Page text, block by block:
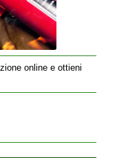
online e ottieni